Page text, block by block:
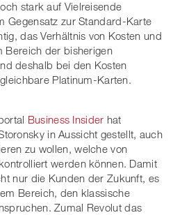
stark auf Vielreisende
Gegensatz zur Standard-Karte
das Verhältnis von Kosten und
Bereich der bisherigen
deshalb bei den Kosten
Platinum-Karten.
Business Insider hat
in Aussicht gestellt, auch
zu wollen, welche von
werden können. Damit
nur die Kunden der Zukunft, es
Bereich, den klassische
Zumal Revolut das